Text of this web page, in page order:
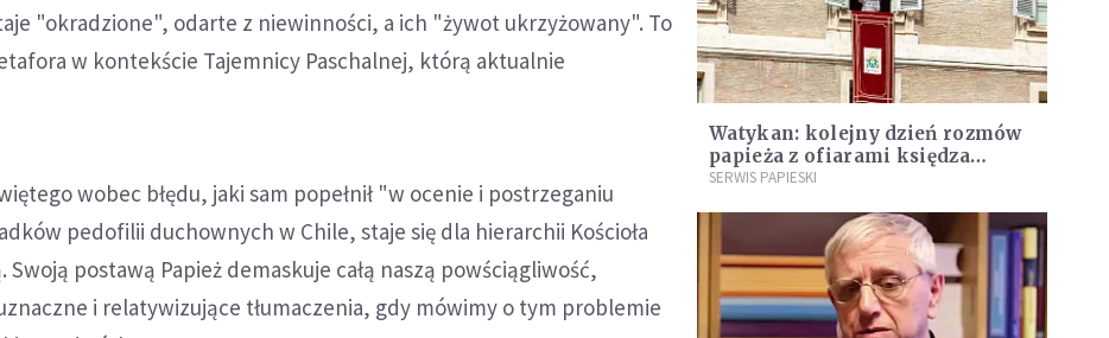
"okradzione", odarte z niewinności, a ich "żywot ukrzyżowany". To
w kontekście Tajemnicy Paschalnej, którą aktualnie
wobec błędu, jaki sam popełnił "w ocenie i postrzeganiu
pedofilii duchownych w Chile, staje się dla hierarchii Kościoła
Swoją postawą Papież demaskuje całą naszą powściągliwość,
i relatywizujące tłumaczenia, gdy mówimy o tym problemie
Watykan: kolejny dzień rozmów
papieża z ofiarami księdza
pedofila z Chile
SERWIS PAPIESKI